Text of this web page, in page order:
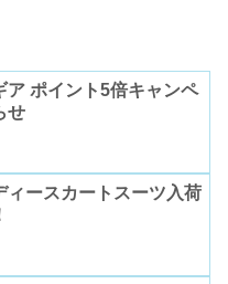
ア ポイント5倍キャンペ
せ
ィースカートスーツ入荷